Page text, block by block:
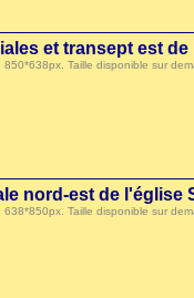
et transept est
850*638px. Taille disponible sur
nord-est de l'église
638*850px. Taille disponible sur